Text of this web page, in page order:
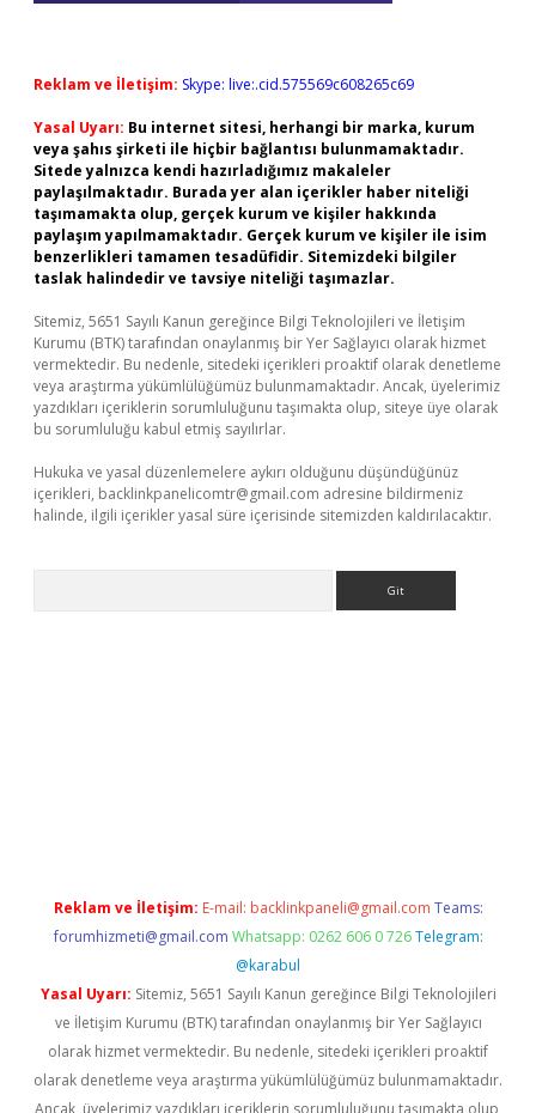
Reklam ve İletişim: Skype: live:.cid.575569c608265c69
Yasal Uyarı: Bu internet sitesi, herhangi bir marka, kurum
veya şahıs şirketi ile hiçbir bağlantısı bulunmamaktadır.
Sitede yalnızca kendi hazırladığımız makaleler
paylaşılmaktadır. Burada yer alan içerikler haber niteliği
taşımamakta olup, gerçek kurum ve kişiler hakkında
paylaşım yapılmamaktadır. Gerçek kurum ve kişiler ile isim
benzerlikleri tamamen tesadüfidir. Sitemizdeki bilgiler
taslak halindedir ve tavsiye niteliği taşımazlar.
Sitemiz, 5651 Sayılı Kanun gereğince Bilgi Teknolojileri ve İletişim
Kurumu (BTK) tarafından onaylanmış bir Yer Sağlayıcı olarak hizmet
vermektedir. Bu nedenle, sitedeki içerikleri proaktif olarak denetleme
veya araştırma yükümlülüğümüz bulunmamaktadır. Ancak, üyelerimiz
yazdıkları içeriklerin sorumluluğunu taşımakta olup, siteye üye olarak
bu sorumluluğu kabul etmiş sayılırlar.
Hukuka ve yasal düzenlemelere aykırı olduğunu düşündüğünüz
içerikleri, backlinkpanelicomtr@gmail.com adresine bildirmeniz
halinde, ilgili içerikler yasal süre içerisinde sitemizden kaldırılacaktır.
Reklam ve İletişim: E-mail: backlinkpaneli@gmail.com Teams:
forumhizmeti@gmail.com Whatsapp: 0262 606 0 726 Telegram:
@karabul
Yasal Uyarı: Sitemiz, 5651 Sayılı Kanun gereğince Bilgi Teknolojileri
ve İletişim Kurumu (BTK) tarafından onaylanmış bir Yer Sağlayıcı
olarak hizmet vermektedir. Bu nedenle, sitedeki içerikleri proaktif
olarak denetleme veya araştırma yükümlülüğümüz bulunmamaktadır.
Ancak, üyelerimiz yazdıkları içeriklerin sorumluluğunu taşımakta olup,